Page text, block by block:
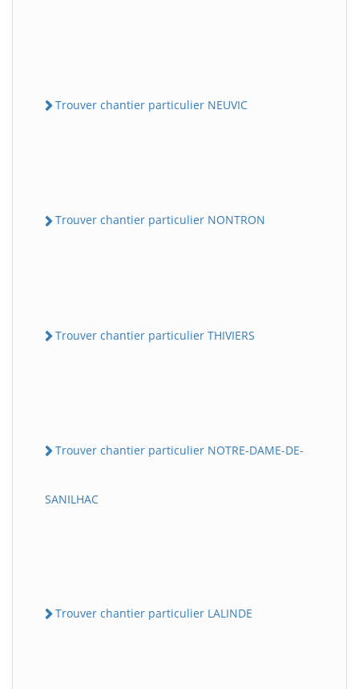
Trouver chantier particulier NEUVIC
Trouver chantier particulier NONTRON
Trouver chantier particulier THIVIERS
Trouver chantier particulier NOTRE-DAME-DE-
SANILHAC
Trouver chantier particulier LALINDE